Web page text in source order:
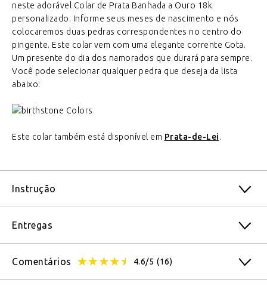
neste adorável Colar de Prata Banhada a Ouro 18k
personalizado. Informe seus meses de nascimento e nós
colocaremos duas pedras correspondentes no centro do
pingente. Este colar vem com uma elegante corrente Gota.
Um presente do dia dos namorados que durará para sempre.
Você pode selecionar qualquer pedra que deseja da lista
abaixo:
Este colar também está disponível em Prata-de-Lei.
Instrução
Entregas
Comentários 4.6/5 (16)